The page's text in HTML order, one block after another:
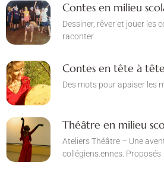
Contes en milieu
Dessiner, rêver et jouer les
raconter
Contes en tête à tête
Des mots pour apaiser les
Théâtre en milieu
Ateliers Théâtre – Une
collégiens.ennes. Proposés